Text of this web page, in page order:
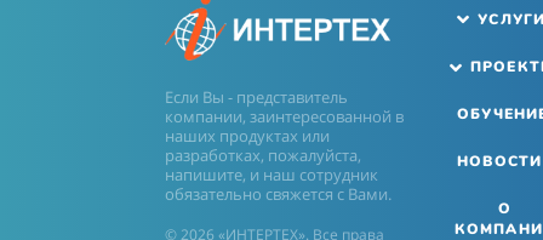
Если Вы - представитель
компании, заинтересованной в
наших продуктах или
разработках, пожалуйста,
напишите, и наш сотрудник
обязательно свяжется с Вами.
© 2026 «ИНТЕРТЕХ». Все права
НОВОСТИ
О